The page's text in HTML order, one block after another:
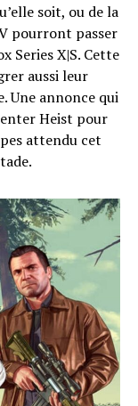
soit, ou de la
pourront passer
Series X|S. Cette
aussi leur
Une annonce qui
Heist pour
attendu cet